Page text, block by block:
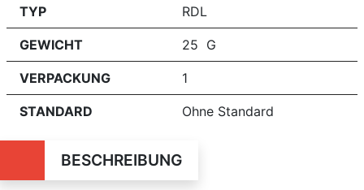
TYP RDL
GEWICHT 25 G
VERPACKUNG 1
STANDARD Ohne Standard
BESCHREIBUNG